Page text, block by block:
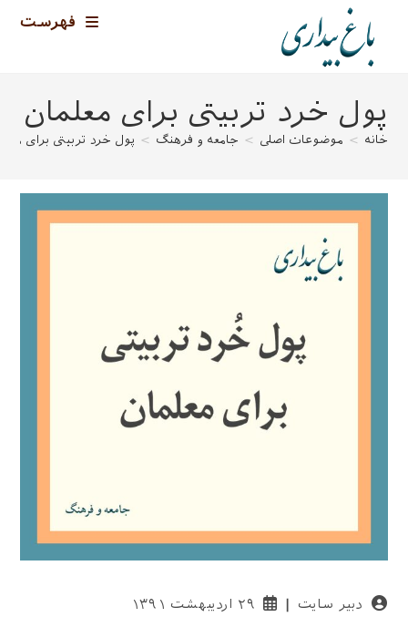
فهرست
پول خرد تربیتی برای معلمان
خانه > موضوعات اصلی > جامعه و فرهنگ > پول خرد تربیتی برای
نویسندهٔدبیر سایت
نوشته
۲۹ اردیبهشت ۱۳۹۱